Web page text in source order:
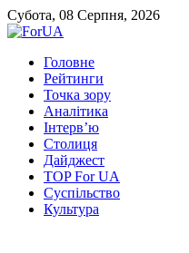
Субота, 08 Серпня, 2026
Головне
Рейтинги
Точка зору
Аналітика
Інтерв’ю
Столиця
Дайджест
TOP For UA
Суспiльство
Культура